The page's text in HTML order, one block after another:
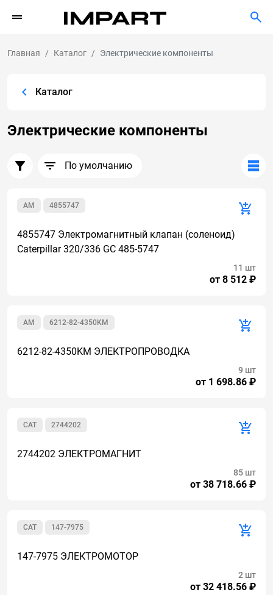
Главная Каталог Электрические компоненты
Каталог
Электрические компоненты
По умолчанию
4855747
AM
4855747 Электромагнитный клапан (соленоид)
Caterpillar 320/336 GC 485-5747
от 8 512 ₽
11 шт
6212-82-4350KM
AM
6212-82-4350KM ЭЛЕКТРОПРОВОДКА
от 1 698.86 ₽
9 шт
2744202
CAT
2744202 ЭЛЕКТРОМАГНИТ
от 38 718.66 ₽
85 шт
147-7975
CAT
147-7975 ЭЛЕКТРОМОТОР
от 32 418.56 ₽
2 шт